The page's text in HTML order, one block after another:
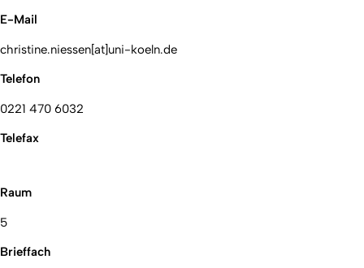
E-Mail
christine.niessen[at]uni-koeln.de
Telefon
0221 470 6032
Telefax
Raum
5
Brieffach